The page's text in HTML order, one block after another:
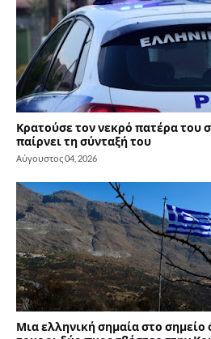
Κρατούσε τον νεκρό πατέρα του
παίρνει τη σύνταξή του
Αύγουστος 04, 2026
Μια ελληνική σημαία στο